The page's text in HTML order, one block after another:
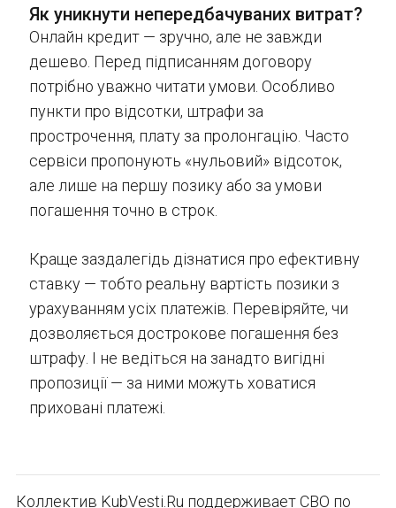
Як уникнути непередбачуваних витрат?
Онлайн кредит — зручно, але не завжди
дешево. Перед підписанням договору
потрібно уважно читати умови. Особливо
пункти про відсотки, штрафи за
прострочення, плату за пролонгацію. Часто
сервіси пропонують «нульовий» відсоток,
але лише на першу позику або за умови
погашення точно в строк.
Краще заздалегідь дізнатися про ефективну
ставку — тобто реальну вартість позики з
урахуванням усіх платежів. Перевіряйте, чи
дозволяється дострокове погашення без
штрафу. І не ведіться на занадто вигідні
пропозиції — за ними можуть ховатися
приховані платежі.
Коллектив KubVesti.Ru поддерживает СВО по